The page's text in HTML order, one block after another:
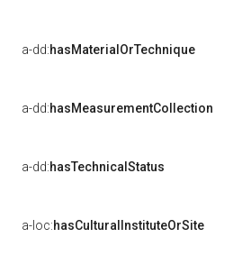
a-dd:hasMaterialOrTechnique
a-dd:hasMeasurementCollection
a-dd:hasTechnicalStatus
a-loc:hasCulturalInstituteOrSite